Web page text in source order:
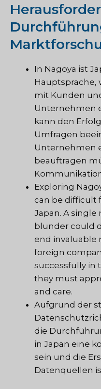
In Nagoya ist
Hauptsprache,
mit Kunden
Unternehmen
kann den
Umfragen
Unternehmen
beauftragen
Exploring
can be difficult
Japan. A
blunder could
end invaluable
foreign
successfully in
they must
and care.
Aufgrund der
die
in Japan eine
sein und die
Datenquellen